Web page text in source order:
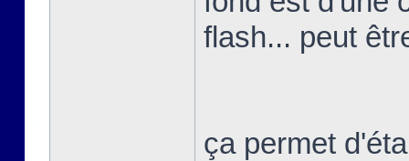
flash... peut
ça permet